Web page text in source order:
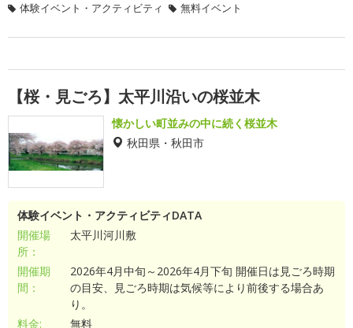
体験イベント・アクティビティ 無料イベント
【桜・見ごろ】太平川沿いの桜並木
懐かしい町並みの中に続く桜並木
秋田県・秋田市
体験イベント・アクティビティDATA
開催場
所：
太平川河川敷
開催期
間：
2026年4月中旬～2026年4月下旬 開催日は見ごろ時期
の目安、見ごろ時期は気候等により前後する場合あ
り。
料金:
無料